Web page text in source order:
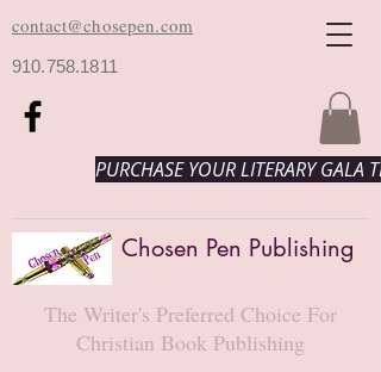
contact@chosepen.com
910.758.1811
PURCHASE YOUR LITERARY GALA
Chosen Pen Publishing
The Writer's Preferred Choice For
Christian Book Publishing